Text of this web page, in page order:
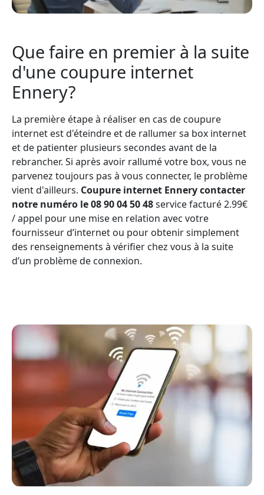
Que faire en premier à la suite
d'une coupure internet
Ennery?
La première étape à réaliser en cas de coupure
internet est d'éteindre et de rallumer sa box internet
et de patienter plusieurs secondes avant de la
rebrancher. Si après avoir rallumé votre box, vous ne
parvenez toujours pas à vous connecter, le problème
vient d'ailleurs. Coupure internet Ennery contacter
notre numéro le 08 90 04 50 48service facturé 2.99€
/ appel pour une mise en relation avec votre
fournisseur d’internet ou pour obtenir simplement
des renseignements à vérifier chez vous à la suite
d’un problème de connexion.